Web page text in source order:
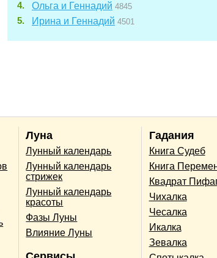
Ольга и Геннадий 4845
Ирина и Геннадий 4501
Луна
Лунный календарь
Лунный календарь
стрижек
Лунный календарь
красоты
Фазы Луны
Влияние Луны
Гадания
Книга Судеб
Книга
Квадрат
Чихалка
Чесалка
Икалка
Зевалка